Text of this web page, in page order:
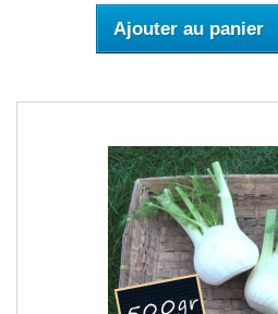
Ajouter au panier